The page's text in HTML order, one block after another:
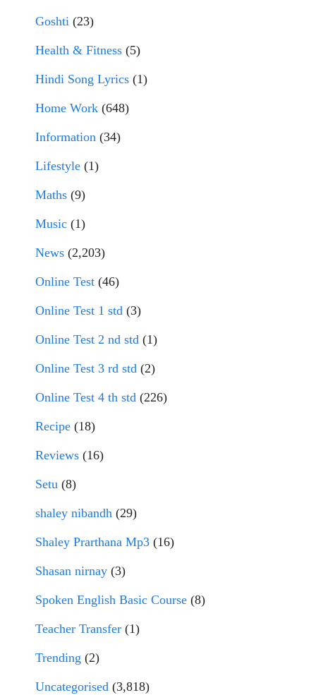
Goshti (23)
Health & Fitness (5)
Hindi Song Lyrics (1)
Home Work (648)
Information (34)
Lifestyle (1)
Maths (9)
Music (1)
News (2,203)
Online Test (46)
Online Test 1 std (3)
Online Test 2 nd std (1)
Online Test 3 rd std (2)
Online Test 4 th std (226)
Recipe (18)
Reviews (16)
Setu (8)
shaley nibandh (29)
Shaley Prarthana Mp3 (16)
Shasan nirnay (3)
Spoken English Basic Course (8)
Teacher Transfer (1)
Trending (2)
Uncategorised (3,818)